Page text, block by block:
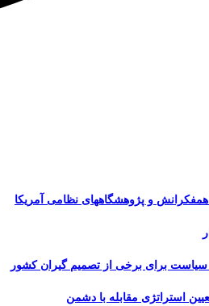
و پژوهشگاههای نظامی آمریکا
برای برخی از تصمیم گیران کشور
استراتژی مقابله با دشمن